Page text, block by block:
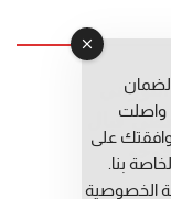
قبال
لضمان
واصلت
على
بنا.
الخصوصية